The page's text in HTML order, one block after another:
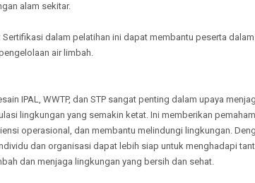
alam sekitar.
Sertifikasi dalam pelatihan ini dapat membantu peserta
air limbah.
IPAL, WWTP, dan STP sangat penting dalam upaya
lingkungan yang semakin ketat. Ini memberikan
operasional, dan membantu melindungi lingkungan.
dan organisasi dapat lebih siap untuk menghadapi
dan menjaga lingkungan yang bersih dan sehat.